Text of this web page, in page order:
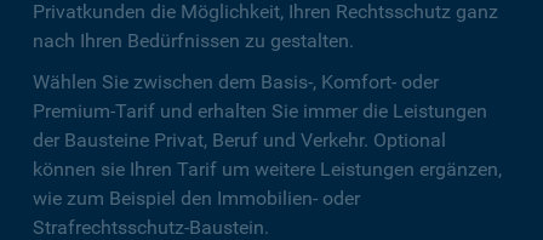
Privatkunden die Möglichkeit, Ihren Rechtsschutz ganz
nach Ihren Bedürfnissen zu gestalten.
Wählen Sie zwischen dem Basis-, Komfort- oder
Premium-Tarif und erhalten Sie immer die Leistungen
der Bausteine Privat, Beruf und Verkehr. Optional
können sie Ihren Tarif um weitere Leistungen ergänzen,
wie zum Beispiel den Immobilien- oder
Strafrechtsschutz-Baustein.